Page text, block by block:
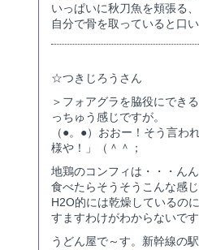
いっぱいに秋刀魚を頬張る
自分で骨を取っていると口
☆つきじろうさん
＞フォアグラを脇役にでき
っちゅう感じですが。
（●。●）おおー！そう言わ
様や！」（＾＾；
地鶏のコンフィは・・・ん
食べたらそうそうこんな感
H2O的には乾燥しているの
すますわけがわからないで
うどん屋で～す。新幹線の